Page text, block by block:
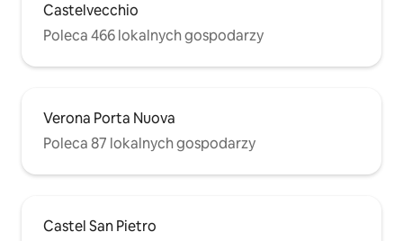
Castelvecchio
Poleca 466 lokalnych gospodarzy
Verona Porta Nuova
Poleca 87 lokalnych gospodarzy
Castel San Pietro